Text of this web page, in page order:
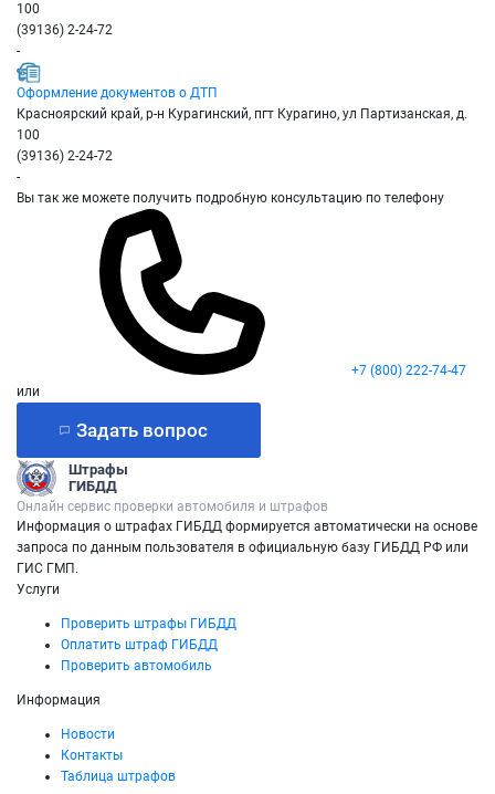
100
(39136) 2-24-72
-
Оформление документов о ДТП
Красноярский край, р-н Курагинский, пгт Курагино, ул Партизанская, д.
100
(39136) 2-24-72
-
Вы так же можете получить подробную консультацию по телефону
+7 (800) 222-74-47
или
Задать вопрос
Штрафы
ГИБДД
Онлайн сервис проверки автомобиля и штрафов
Информация о штрафах ГИБДД формируется автоматически на основе
запроса по данным пользователя в официальную базу ГИБДД РФ или
ГИС ГМП.
Услуги
Проверить штрафы ГИБДД
Оплатить штраф ГИБДД
Проверить автомобиль
Информация
Новости
Контакты
Таблица штрафов